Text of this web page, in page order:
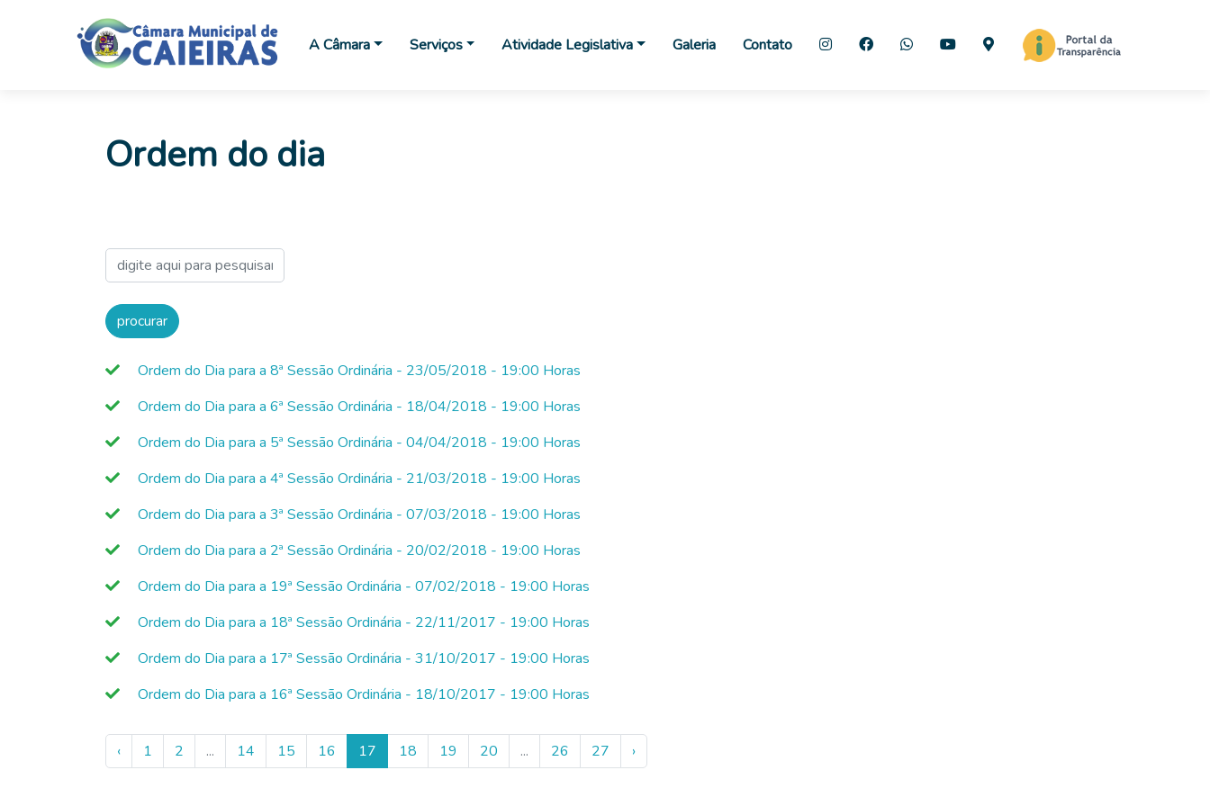
A Câmara Serviços Atividade Legislativa Galeria Contato
Ordem do dia
Ordem do Dia para a 8ª Sessão Ordinária - 23/05/2018 - 19:00 Horas
Ordem do Dia para a 6ª Sessão Ordinária - 18/04/2018 - 19:00 Horas
Ordem do Dia para a 5ª Sessão Ordinária - 04/04/2018 - 19:00 Horas
Ordem do Dia para a 4ª Sessão Ordinária - 21/03/2018 - 19:00 Horas
Ordem do Dia para a 3ª Sessão Ordinária - 07/03/2018 - 19:00 Horas
Ordem do Dia para a 2ª Sessão Ordinária - 20/02/2018 - 19:00 Horas
Ordem do Dia para a 19ª Sessão Ordinária - 07/02/2018 - 19:00 Horas
Ordem do Dia para a 18ª Sessão Ordinária - 22/11/2017 - 19:00 Horas
Ordem do Dia para a 17ª Sessão Ordinária - 31/10/2017 - 19:00 Horas
Ordem do Dia para a 16ª Sessão Ordinária - 18/10/2017 - 19:00 Horas
‹ 1 2 ... 14 15 16 17 18 19 20 ... 26 27 ›